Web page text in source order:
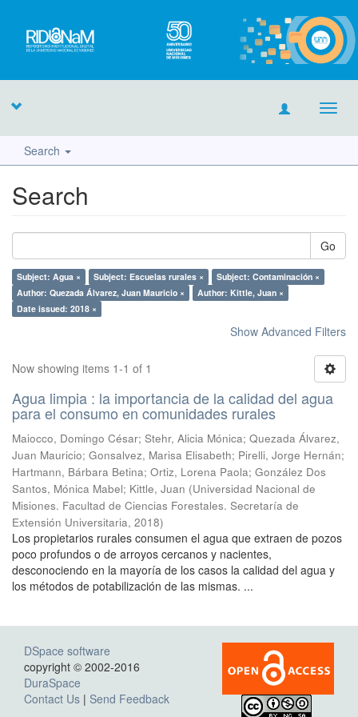
Search
Search
Go
Subject: Agua × Subject: Escuelas rurales ×
Subject: Contaminación ×
Author: Quezada Álvarez, Juan Mauricio ×
Author: Kittle, Juan ×
Date issued: 2018 ×
Show Advanced Filters
Now showing items 1-1 of 1
Agua limpia : la importancia de la calidad del agua
para el consumo en comunidades rurales
Maiocco, Domingo César; Stehr, Alicia Mónica; Quezada Álvarez,
Juan Mauricio; Gonsalvez, Marisa Elisabeth; Pirelli, Jorge Hernán;
Hartmann, Bárbara Betina; Ortiz, Lorena Paola; González Dos
Santos, Mónica Mabel; Kittle, Juan (Universidad Nacional de
Misiones. Facultad de Ciencias Forestales. Secretaría de
Extensión Universitaria, 2018)
Los propietarios rurales consumen el agua que extraen de pozos
poco profundos o de arroyos cercanos y nacientes,
desconociendo en la mayoría de los casos la calidad del agua y
los métodos de potabilización de las mismas. ...
DSpace software
copyright © 2002-2016
DuraSpace
Contact Us | Send Feedback